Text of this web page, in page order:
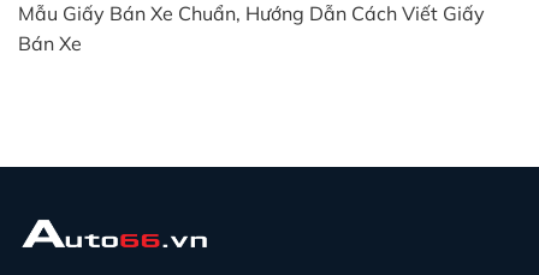
Mẫu Giấy Bán Xe Chuẩn, Hướng Dẫn Cách Viết Giấy
Bán Xe